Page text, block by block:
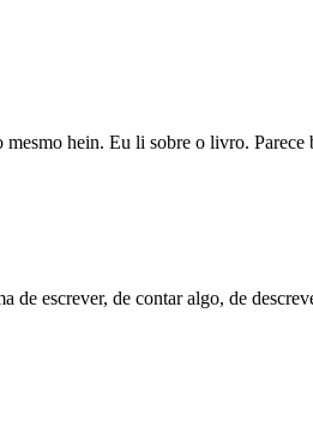
hein. Eu li sobre o livro. Parece
de escrever, de contar algo, de